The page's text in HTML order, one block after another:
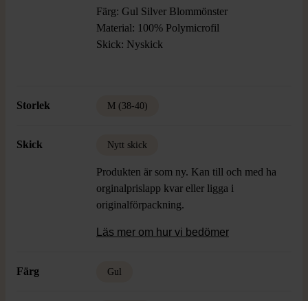
Färg: Gul Silver Blommönster
Material: 100% Polymicrofil
Skick: Nyskick
Storlek M (38-40)
Skick Nytt skick
Produkten är som ny. Kan till och med ha
orginalprislapp kvar eller ligga i
originalförpackning.
Läs mer om hur vi bedömer
Färg Gul